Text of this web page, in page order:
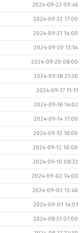
2024-09-23 09:46
2024-09-22 17:00
2024-09-21 14:00
2024-09-20 13:54
2024-09-20 08:00
2024-09-18 21:30
2024-09-17 11:11
2024-09-16 14:02
2024-09-14 17:00
2024-09-13 18:00
2024-09-12 10:00
2024-09-10 08:32
2024-09-02 14:00
2024-09-02 12:40
2024-09-01 14:01
2024-08-31 07:00